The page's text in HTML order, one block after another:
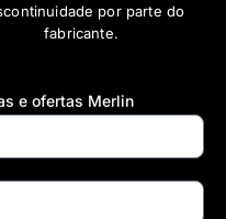
e ofertas Merlin
por parte do
fabricante.